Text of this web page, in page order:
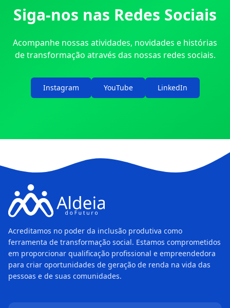
Siga-nos nas Redes Sociais
Acompanhe nossas atividades, novidades e histórias
de transformação através das nossas redes sociais.
Instagram YouTube LinkedIn
Acreditamos no poder da inclusão produtiva como
ferramenta de transformação social. Estamos comprometidos
em proporcionar qualificação profissional e empreendedora
para criar oportunidades de geração de renda na vida das
pessoas e de suas comunidades.